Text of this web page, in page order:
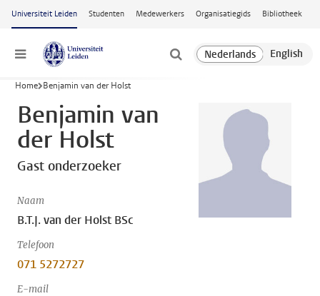
Ga naar hoofdinhoud
Universiteit Leiden Studenten Medewerkers Organisatiegids Bibliotheek
Menu
Home Benjamin van der Holst
Benjamin van
der Holst
Gast onderzoeker
Naam
B.T.J. van der Holst BSc
Telefoon
071 5272727
E-mail